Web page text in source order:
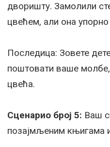
дворишту. Замолили
цвећем, али она
Последица: Зовете
поштовати ваше
цвећа.
Сценарио број 5: Ваш
позајмљеним књигама